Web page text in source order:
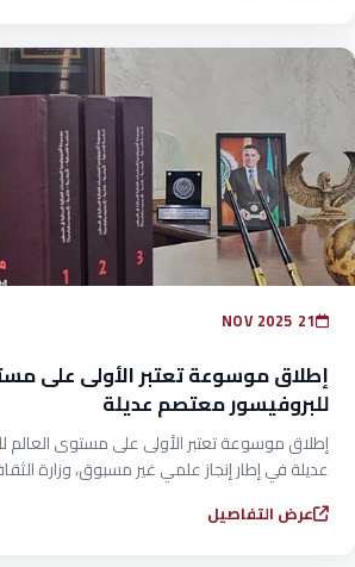
21 NOV 2025
إطلاق موسوعة تعتبر الأولى على
للبروفيسور معتصم عديلة
إطلاق موسوعة تعتبر الأولى على مستوى العالم
عديلة في إطار إنجاز علمي غير مسبوق، وزارة
عرض التفاصيل